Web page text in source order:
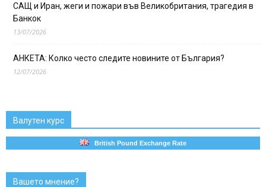
САЩ и Иран, жеги и пожари във Великобритания, трагедия в
Банкок
13/07/2026
АНКЕТА: Колко често следите новините от България?
12/07/2026
Валутен курс
British Pound Exchange Rate
Вашето мнение?